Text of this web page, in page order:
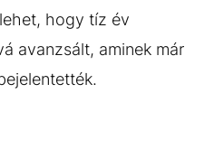
hogy tíz év
avanzsált, aminek már